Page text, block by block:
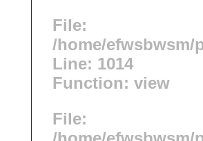
File:
/home/
Line: 1014
Function: view
File: